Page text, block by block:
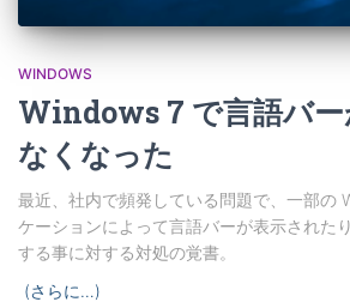
WINDOWS
Windows 7 で言語バ
なくなった
最近、社内で頻発している問題で、一部の
ケーションによって言語バーが表示された
する事に対する対処の覚書。
(さらに…)